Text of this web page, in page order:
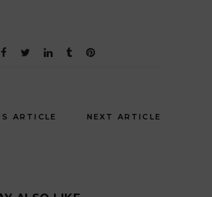
ARTICLE NEXT ARTICLE